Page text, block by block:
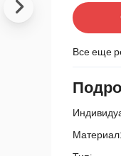
Все еще
Материал: